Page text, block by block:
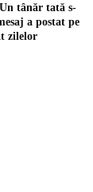
tânăr tată s-
a postat pe
zilelor